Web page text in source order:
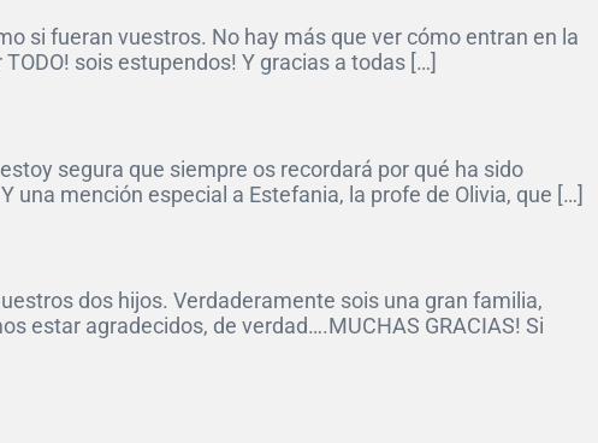
si fueran vuestros. No hay más que ver cómo entran en la
sois estupendos! Y gracias a todas […]
segura que siempre os recordará por qué ha sido
mención especial a Estefania, la profe de Olivia, que […]
dos hijos. Verdaderamente sois una gran familia,
estar agradecidos, de verdad….MUCHAS GRACIAS! Si